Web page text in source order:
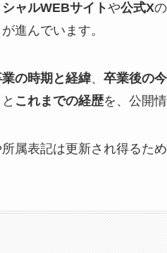
ャルWEBサイトや公式X
進んでいます。
の時期と経緯、 卒業後の
と これまでの経歴を、公開
属表記は更新され得るた